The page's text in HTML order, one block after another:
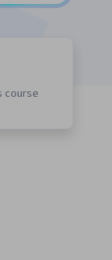
course